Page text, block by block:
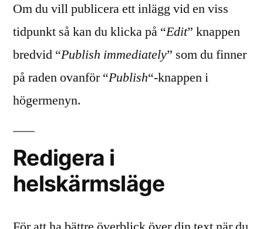
Om du vill publicera ett inlägg vid en viss
tidpunkt så kan du klicka på “Edit” knappen
bredvid “Publish immediately” som du finner
på raden ovanför “Publish“-knappen i
högermenyn.
Redigera i
helskärmsläge